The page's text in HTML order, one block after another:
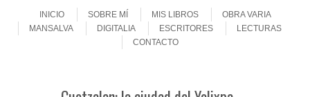
MenuINICIO
SOBRE MÍ MIS LIBROS
OBRA VARIA
MANSALVA
DIGITALIA ESCRITORES
LECTURAS
CONTACTO